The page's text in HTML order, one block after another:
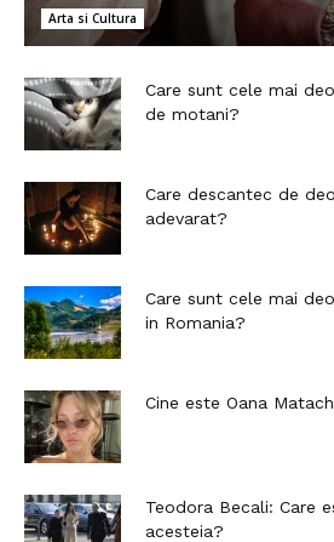
Arta si Cultura
Care sunt cele mai
de motani?
Care descantec de
adevarat?
Care sunt cele mai
in Romania?
Cine este Oana
Teodora Becali: Care
acesteia?